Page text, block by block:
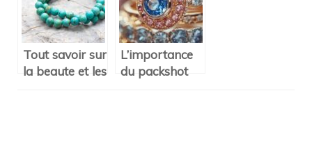
grossesse
précieux
surs et
adaptes
Tout savoir sur
la beaute et les
L’importance
du packshot